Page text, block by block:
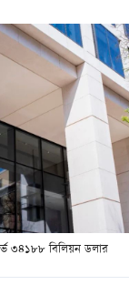
৩৪১৮৮ বিলিয়ন ডলার